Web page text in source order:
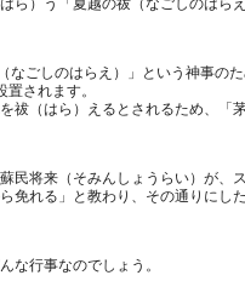
なごしのはらえ）」という神事の
されます。
民将来（そみんしょうらい）が、